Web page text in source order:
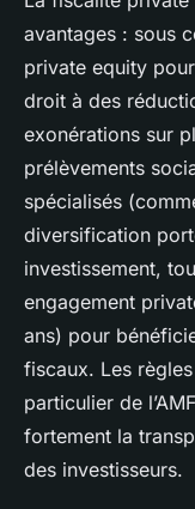
avantages : sous
private equity
droit à des
exonérations sur
prélèvements
spécialisés
diversification
investissement,
engagement
ans) pour
fiscaux. Les
particulier de
fortement la
des investisseurs.